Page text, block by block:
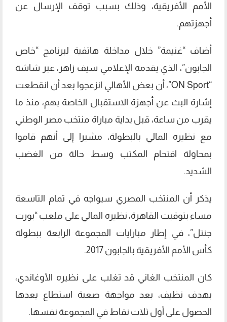
الأمم الأفريقية، وذلك بسبب توقف الإرسال عن
أجهزتهم.
أضاف “غنيمة” خلال مداخلة هاتفية لبرنامج “خاص
الجابون”، الذي يقدمه الإعلامي سيف زاهر، عبر شاشة
“ON Sport”، أن بعض الأهالي انزعجوا بعد أن انقطعت
إشارة البث عن أجهزة الاستقبال الخاصة بهم، منذ ما
يقرب من ساعة، قبل بداية مباراة منتخب مصر الوطني
مع نظيره المالي بالبطولة، مشيرا إلى أنهم قاموا
بمحاولة اقتحام المكتب وسط حالة من الغضب
الشديد.
يذكر أن المنتخب المصري سيواجه في تمام التاسعة
مساء بتوقيت القاهرة، نظيره المالي على ملعب “بورت
جنتل”، في إطار مبارايات المجموعة الرابعة ببطولة
كأس الأمم الأفريقية بالجابون 2017.
كان المنتخب الغاني قد تغلب على نظيره الأوغاندي،
بهدف نظيف، بعد مواجهة صعبة استطاع يعدها
الحصول على أول ثلاث نقاط في المجموعة نفسها.